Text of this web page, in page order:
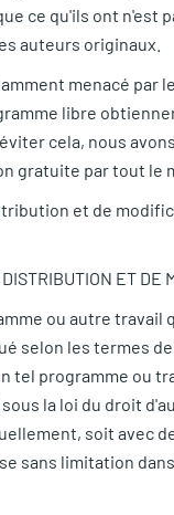
ce qu'ils ont n'est
auteurs originaux.
menacé par
libre
cela, nous
gratuite par tout le
et de
ET DE
ou autre
selon les termes
tel programme ou
la loi du droit
soit avec
sans limitation